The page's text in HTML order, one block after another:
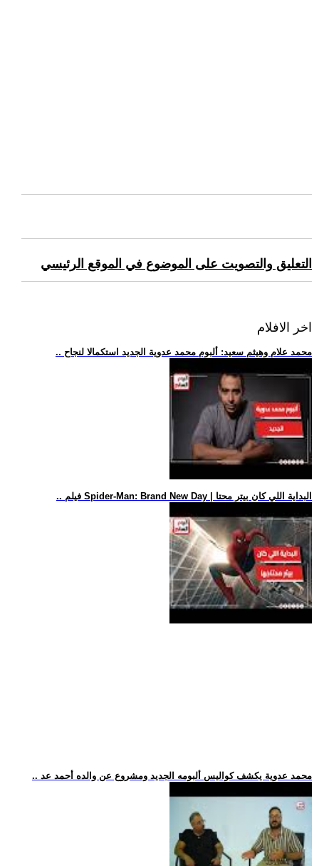
التعليق والتصويت على الموضوع في الموقع الرئيسي
اخر الافلام
.. محمد علام وهيثم سعيد: ألبوم محمد عدوية الجديد استكمالا لنجاح
.. فيلم Spider-Man: Brand New Day | البداية اللي كان بيتر محتا
.. محمد عدوية يكشف كواليس ألبومه الجديد ومشروع عن والده أحمد عد